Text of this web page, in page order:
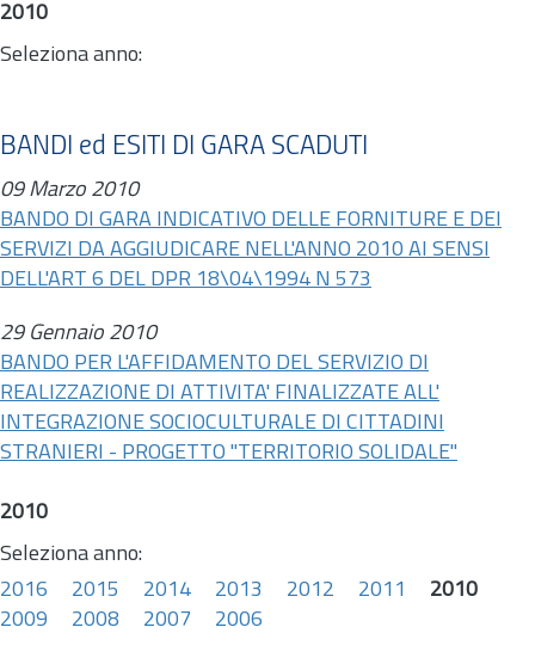
2010
Seleziona anno:
BANDI ed ESITI DI GARA SCADUTI
09 Marzo 2010
BANDO DI GARA INDICATIVO DELLE FORNITURE E DEI
SERVIZI DA AGGIUDICARE NELL'ANNO 2010 AI SENSI
DELL'ART 6 DEL DPR 18\04\1994 N 573
29 Gennaio 2010
BANDO PER L'AFFIDAMENTO DEL SERVIZIO DI
REALIZZAZIONE DI ATTIVITA' FINALIZZATE ALL'
INTEGRAZIONE SOCIOCULTURALE DI CITTADINI
STRANIERI - PROGETTO "TERRITORIO SOLIDALE"
2010
Seleziona anno:
2016
2015 2014 2013 2012 2011
2010
2009
2008 2007 2006